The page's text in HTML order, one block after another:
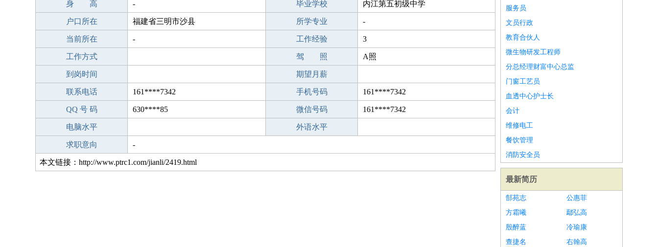
身 高 - 毕业学校 内江第五初级中学
户口所在 福建省三明市沙县 所学专业 -
当前所在 - 工作经验 3
工作方式 驾 照 A照
到岗时间 期望月薪
联系电话 161****7342 手机号码 161****7342
QQ 号 码 630****85 微信号码 161****7342
电脑水平 外语水平
求职意向 -
本文链接：http://www.ptrc1.com/jianli/2419.html
服务员
文员行政
教育合伙人
微生物研发工程师
分总经理财富中心总监
门窗工艺员
血透中心护士长
会计
维修电工
餐饮管理
消防安全员
最新简历
郜苑志
公惠菲
方霜曦
鄢弘高
殷醉蓝
冷瑜康
查捷名
右翰高